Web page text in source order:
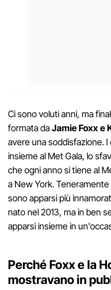
Ci sono voluti anni, ma
formata daJamie Foxx e
avere una soddisfazione.
insieme al Met Gala, lo
che ogni anno si tiene al
a New York.
sono apparsi più
nato nel 2013, ma in ben
apparsi insieme in
Perché Foxx e la
mostravano in